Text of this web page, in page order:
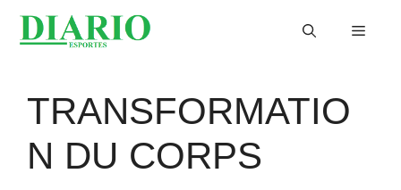
Menu
TRANSFORMATIO
N DU CORPS